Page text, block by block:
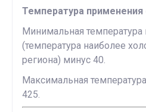
Температура применения
Минимальная температура
(температура наиболее
региона) минус 40.
Максимальная
425.